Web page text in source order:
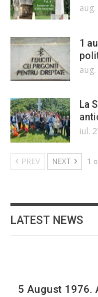
1
La
iul.
PREV NEXT 1
LATEST NEWS
5 August 1976.